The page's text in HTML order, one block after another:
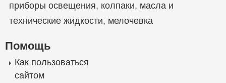
приборы освещения, колпаки, масла и
технические жидкости, мелочевка
Помощь
Как пользоваться
сайтом